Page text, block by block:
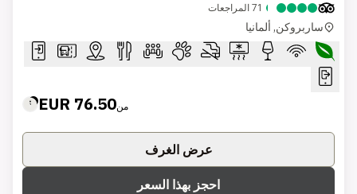
71المراجعات
ساربروكن, ألمانيا
من76.50 EUR
عرض الغرف
احجز بهذا السعر